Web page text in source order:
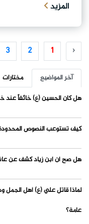
المزيد
‹
1
2
3
آخر المواضيع مختارات
هل كان الحسين (ع) خائفاً عند
كيف تستوعب النصوص المحدودة
هل صح أن ابن زياد كشف عن
لماذا قاتل علي (ع) أهل
عامة؟